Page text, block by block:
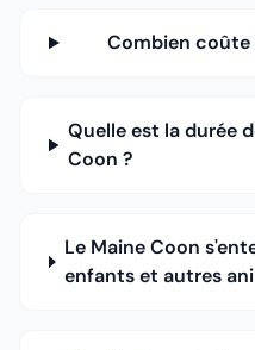
Combien coûte
Quelle est la durée
Coon ?
Le Maine Coon
enfants et autres